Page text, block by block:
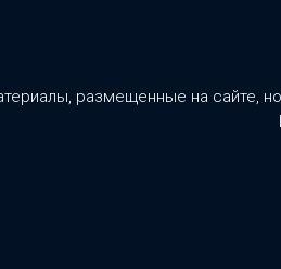
размещенные на сайте,